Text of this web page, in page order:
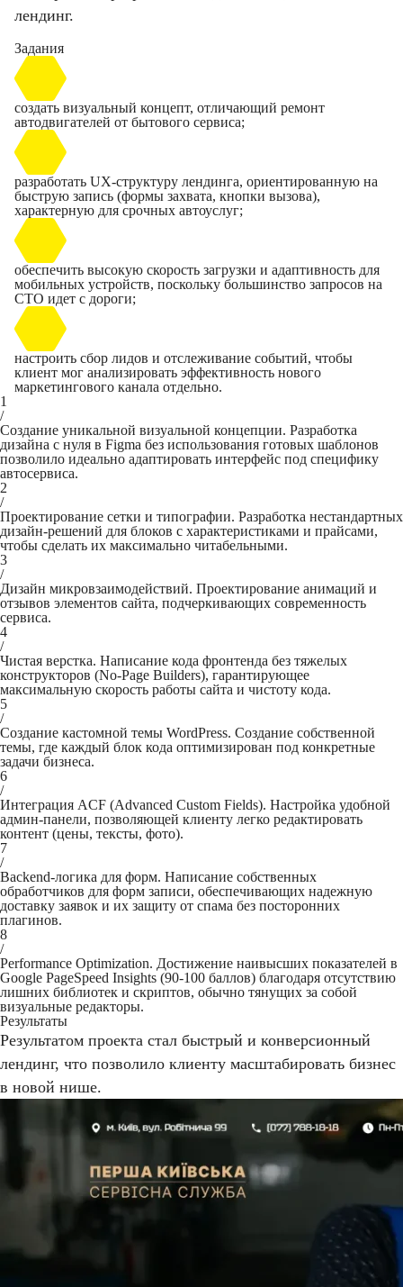
лендинг.
Задания
создать визуальный концепт, отличающий ремонт
автодвигателей от бытового сервиса;
разработать UX-структуру лендинга, ориентированную на
быструю запись (формы захвата, кнопки вызова),
характерную для срочных автоуслуг;
обеспечить высокую скорость загрузки и адаптивность для
мобильных устройств, поскольку большинство запросов на
СТО идет с дороги;
настроить сбор лидов и отслеживание событий, чтобы
клиент мог анализировать эффективность нового
маркетингового канала отдельно.
1
/
Создание уникальной визуальной концепции. Разработка
дизайна с нуля в Figma без использования готовых шаблонов
позволило идеально адаптировать интерфейс под специфику
автосервиса.
2
/
Проектирование сетки и типографии. Разработка нестандартных
дизайн-решений для блоков с характеристиками и прайсами,
чтобы сделать их максимально читабельными.
3
/
Дизайн микровзаимодействий. Проектирование анимаций и
отзывов элементов сайта, подчеркивающих современность
сервиса.
4
/
Чистая верстка. Написание кода фронтенда без тяжелых
конструкторов (No-Page Builders), гарантирующее
максимальную скорость работы сайта и чистоту кода.
5
/
Создание кастомной темы WordPress. Создание собственной
темы, где каждый блок кода оптимизирован под конкретные
задачи бизнеса.
6
/
Интеграция ACF (Advanced Custom Fields). Настройка удобной
админ-панели, позволяющей клиенту легко редактировать
контент (цены, тексты, фото).
7
/
Backend-логика для форм. Написание собственных
обработчиков для форм записи, обеспечивающих надежную
доставку заявок и их защиту от спама без посторонних
плагинов.
8
/
Performance Optimization. Достижение наивысших показателей в
Google PageSpeed ​​Insights (90-100 баллов) благодаря отсутствию
лишних библиотек и скриптов, обычно тянущих за собой
визуальные редакторы.
Результаты
Результатом проекта стал быстрый и конверсионный
лендинг, что позволило клиенту масштабировать бизнес
в новой нише.